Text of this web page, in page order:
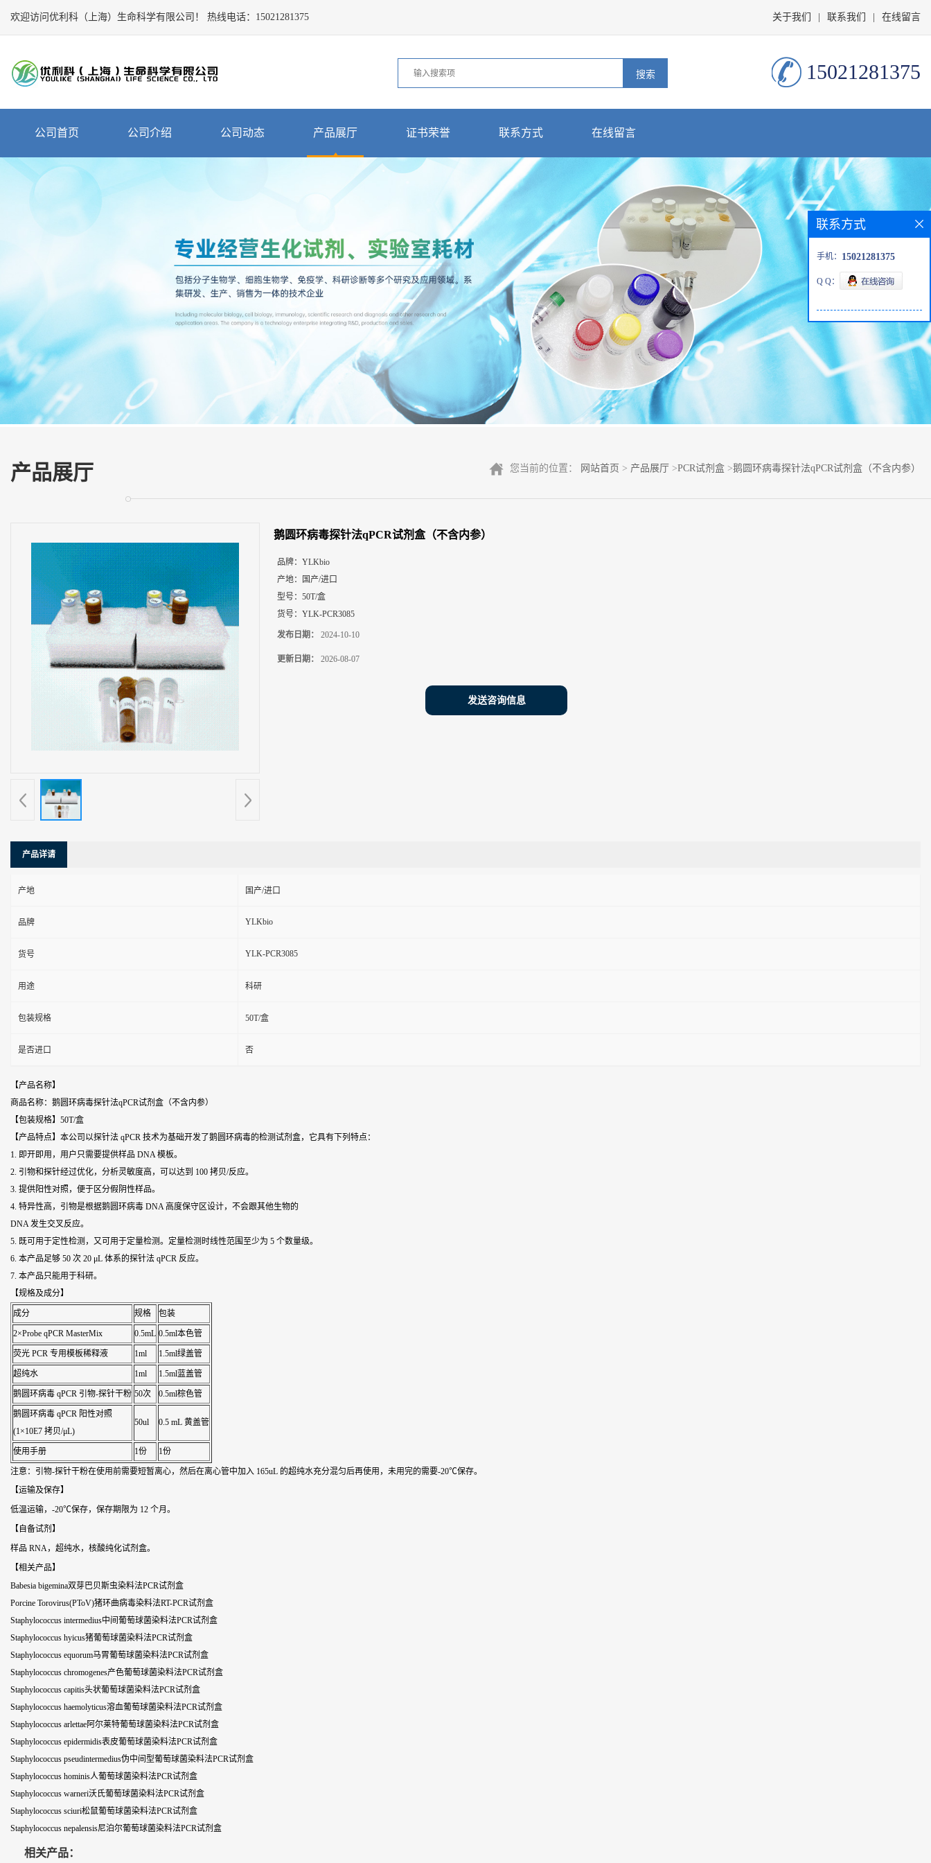
欢迎访问优利科（上海）生命科学有限公司！ 热线电话： 15021281375 关于我们 联系我们 在线留言
15021281375
Close
司
首
介
绍
证
书
荣
誉
方
式
公司首页 公司介绍 公司动态 产品展厅 证书荣誉 联系方式 在线留言
产品展厅 您当前的位置： 网站首页 > 产品展厅 >PCR试剂盒 >鹅圆环病毒探针法qPCR试剂盒（不含内参）
鹅圆环病毒探针法qPCR试剂盒（不含内参）
品牌： YLKbio
产地：
国产/进口
型号： 50T/盒
货号： YLK-PCR3085
发布日期： 2024-10-10
更新日期： 2026-08-07
发送咨询信息
产品详请
产地 国产/进口
品牌 YLKbio
货号 YLK-PCR3085
用途 科研
包装规格 50T/盒
是否进口 否
【产品名称】
商品名称：鹅圆环病毒探针法qPCR试剂盒（不含内参）
【包装规格】50T/盒
【产品特点】本公司以探针法 qPCR 技术为基础开发了鹅圆环病毒的检测试剂盒，它具有下列特点：
1. 即开即用，用户只需要提供样品 DNA 模板。
2. 引物和探针经过优化，分析灵敏度高，可以达到 100 拷贝/反应。
3. 提供阳性对照，便于区分假阴性样品。
4. 特异性高，引物是根据鹅圆环病毒 DNA 高度保守区设计，不会跟其他生物的
DNA 发生交叉反应。
5. 既可用于定性检测，又可用于定量检测。定量检测时线性范围至少为 5 个数量级。
6. 本产品足够 50 次 20 μL 体系的探针法 qPCR 反应。
7. 本产品只能用于科研。
【规格及成分】
成分 规格 包装
2×Probe qPCR MasterMix 0.5mL 0.5ml本色管
荧光 PCR 专用模板稀释液 1ml 1.5ml绿盖管
超纯水 1ml 1.5ml蓝盖管
鹅圆环病毒 qPCR 引物-探针干粉 50次 0.5ml棕色管
鹅圆环病毒 qPCR 阳性对照
(1×10E7 拷贝/μL)
50ul 0.5 mL 黄盖管
使用手册 1份 1份
注意：引物-探针干粉在使用前需要短暂离心，然后在离心管中加入 165uL 的超纯水充分混匀后再使用，未用完的需要-20℃保存。
【运输及保存】
低温运输，-20℃保存，保存期限为 12 个月。
【自备试剂】
样品 RNA，超纯水，核酸纯化试剂盒。
【相关产品】
Babesia bigemina双芽巴贝斯虫染料法PCR试剂盒
Porcine Torovirus(PToV)猪环曲病毒染料法RT-PCR试剂盒
Staphylococcus intermedius中间葡萄球菌染料法PCR试剂盒
Staphylococcus hyicus猪葡萄球菌染料法PCR试剂盒
Staphylococcus equorum马胃葡萄球菌染料法PCR试剂盒
Staphylococcus chromogenes产色葡萄球菌染料法PCR试剂盒
Staphylococcus capitis头状葡萄球菌染料法PCR试剂盒
Staphylococcus haemolyticus溶血葡萄球菌染料法PCR试剂盒
Staphylococcus arlettae阿尔莱特葡萄球菌染料法PCR试剂盒
Staphylococcus epidermidis表皮葡萄球菌染料法PCR试剂盒
Staphylococcus pseudintermedius伪中间型葡萄球菌染料法PCR试剂盒
Staphylococcus hominis人葡萄球菌染料法PCR试剂盒
Staphylococcus warneri沃氏葡萄球菌染料法PCR试剂盒
Staphylococcus sciuri松鼠葡萄球菌染料法PCR试剂盒
Staphylococcus nepalensis尼泊尔葡萄球菌染料法PCR试剂盒
相关产品：
联系方式
手机： 15021281375
Q Q：